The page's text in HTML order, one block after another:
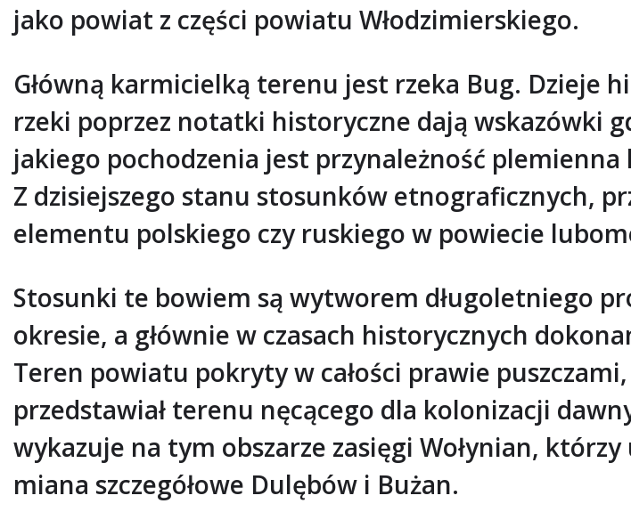
jako powiat z części powiatu Włodzimierskiego.
Główną karmicielką terenu jest rzeka Bug. Dzieje
rzeki poprzez notatki historyczne dają wskazówki
jakiego pochodzenia jest przynależność plemienna
Z dzisiejszego stanu stosunków etnograficznych,
elementu polskiego czy ruskiego w powiecie
Stosunki te bowiem są wytworem długoletniego
okresie, a głównie w czasach historycznych
Teren powiatu pokryty w całości prawie
przedstawiał terenu nęcącego dla kolonizacji
wykazuje na tym obszarze zasięgi Wołynian,
miana szczegółowe Dulębów i Bużan.